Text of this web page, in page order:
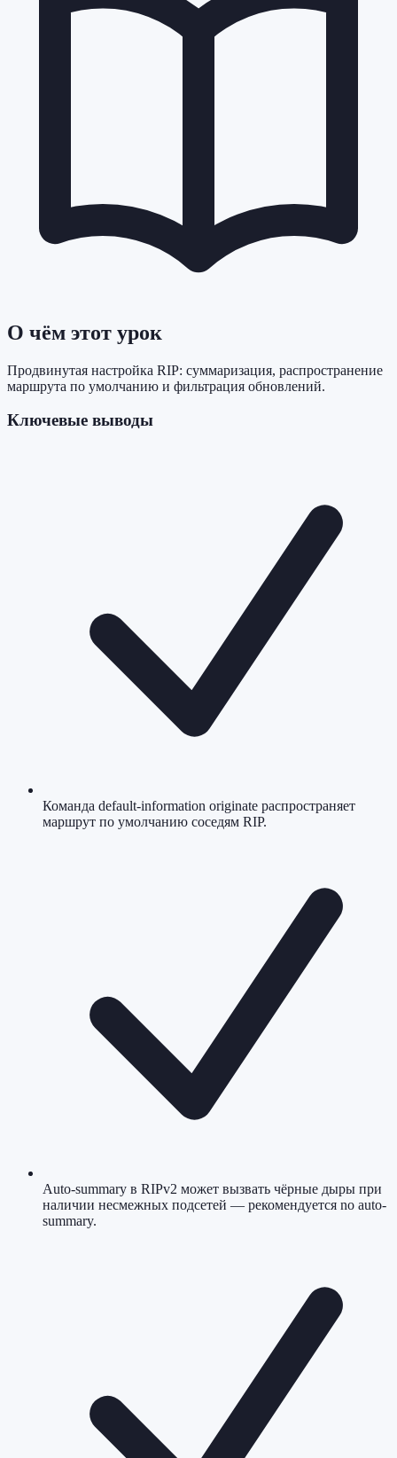
О чём этот урок
Продвинутая настройка RIP: суммаризация, распространение
маршрута по умолчанию и фильтрация обновлений.
Ключевые выводы
Команда default-information originate распространяет
маршрут по умолчанию соседям RIP.
Auto-summary в RIPv2 может вызвать чёрные дыры при
наличии несмежных подсетей — рекомендуется no auto-
summary.